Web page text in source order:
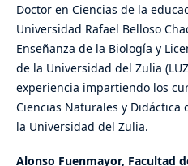
Doctor en Ciencias de la
Universidad Rafael Belloso
Enseñanza de la Biología y
de la Universidad del Zulia
experiencia impartiendo los
Ciencias Naturales y Didáctica
la Universidad del Zulia.
Alonso Fuenmayor, Facultad